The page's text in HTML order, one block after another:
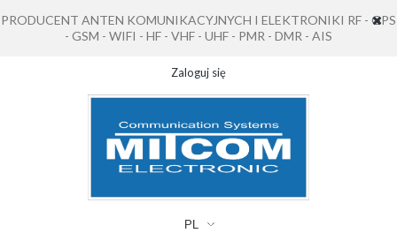
PRODUCENT ANTEN KOMUNIKACYJNYCH I ELEKTRONIKI RF - GPS
- GSM - WIFI - HF - VHF - UHF - PMR - DMR - AIS
Zaloguj się